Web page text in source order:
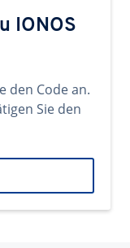
IONOS
den Code an.
Sie den